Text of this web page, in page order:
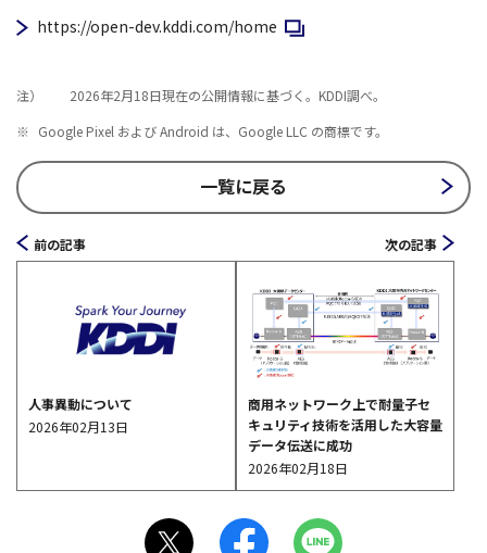
https://open-dev.kddi.com/home 新規ウィンドウで開く
注）
2026年2月18日現在の公開情報に基づく。KDDI調べ。
※ Google Pixel および Android は、Google LLC の商標です。
一覧に戻る
前の記事
人事異動について
2026年02月13日
次の記事
商用ネットワーク上で耐量子セ
キュリティ技術を活用した大容量
データ伝送に成功
2026年02月18日